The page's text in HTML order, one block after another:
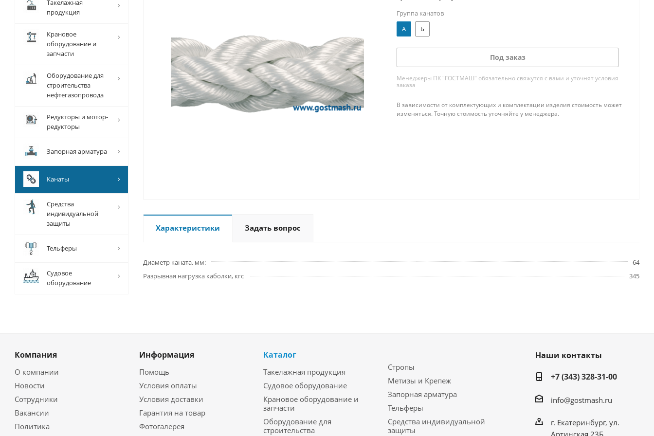
Группа канатов
А
Б
Под заказ
Менеджеры ПК "ГОСТМАШ" обязательно свяжутся с вами и уточнят условия
заказа
В зависимости от комплектующих и комплектации изделия стоимость может
изменяться. Точную стоимость уточняйте у менеджера.
Характеристики Задать вопрос
Диаметр каната, мм
64
Разрывная нагрузка каболки, кгс
345
Такелажная
продукция
Крановое
оборудование и
запчасти
Оборудование для
строительства
нефтегазопровода
Редукторы и мотор-
редукторы
Запорная арматура
Канаты
Средства
индивидуальной
защиты
Тельферы
Судовое
оборудование
Компания
О компании
Новости
Сотрудники
Вакансии
Политика
Информация
Помощь
Условия оплаты
Условия доставки
Гарантия на товар
Фотогалерея
Каталог
Такелажная продукция
Судовое оборудование
Крановое оборудование и
запчасти
Оборудование для
строительства
Стропы
Метизы и Крепеж
Запорная арматура
Тельферы
Средства индивидуальной
защиты
Наши контакты
+7 (343) 328-31-00
info@gostmash.ru
г. Екатеринбург, ул.
Артинская 23Б